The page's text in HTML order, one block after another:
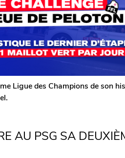
Ligue des Champions de son
AU PSG SA